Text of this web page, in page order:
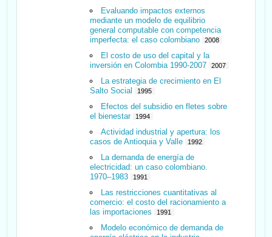
Evaluando impactos externos
mediante un modelo de equilibrio
general computable con competencia
imperfecta: el caso colombiano
2008
El costo de uso del capital y la
inversión en Colombia 1990-2007
2007
La estrategia de crecimiento en El
Salto Social
1995
Efectos del subsidio en fletes sobre
el bienestar
1994
Actividad industrial y apertura: los
casos de Antioquia y Valle
1992
La demanda de energía de
electricidad: un caso colombiano.
1970–1983
1991
Las restricciones cuantitativas al
comercio: el costo del racionamiento a
las importaciones
1991
Modelo económico de demanda de